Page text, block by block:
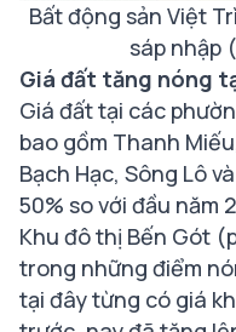
Bất động sản Việt
sáp nhập
Giá đất tăng nóng
Giá đất tại các
bao gồm Thanh
Bạch Hạc, Sông Lô
50% so với đầu năm
Khu đô thị Bến Gót
trong những điểm
tại đây từng có giá